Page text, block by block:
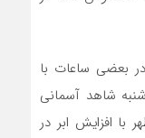
بعضی ساعات با
شاهد آسمانی
با افزایش ابر در